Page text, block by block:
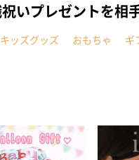
いプレゼントを相
ッズグッズ おもちゃ ギ